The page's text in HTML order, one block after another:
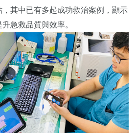
其中已有多起成功救治案例，顯示
急救品質與效率。